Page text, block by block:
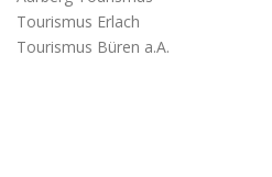
Tourismus Erlach
Tourismus Büren a.A.